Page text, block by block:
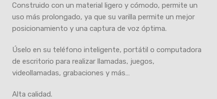
Construido con un material ligero y cómodo, permite un
uso más prolongado, ya que su varilla permite un mejor
posicionamiento y una captura de voz óptima.
Úselo en su teléfono inteligente, portátil o computadora
de escritorio para realizar llamadas, juegos,
videollamadas, grabaciones y más…
Alta calidad.